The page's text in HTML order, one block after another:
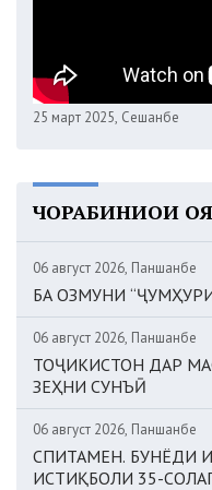
25 март 2025, Сешанбе
ЧОРАБИНИҲОИ
06 август 2026, Панҷшанбе
БА ОЗМУНИ
06 август 2026, Панҷшанбе
ТОҶИКИСТОН ДАР
ЗЕҲНИ СУНЪӢ
06 август 2026, Панҷшанбе
СПИТАМЕН. БУНЁДИ
ИСТИҚБОЛИ 35-